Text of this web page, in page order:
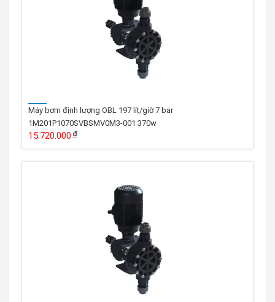
Máy bơm định lượng OBL 197 lít/giờ 7 bar
1M201P1070SVBSMV0M3-001 370w
15.720.000